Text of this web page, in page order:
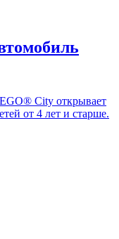
City открывает
от 4 лет и старше.